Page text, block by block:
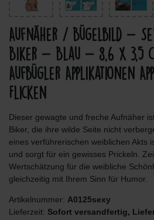
Aufnäher / Bügelbild -
Biker - Blau - 8,6 x 3,5
Aufbügler Applikationen
Flicken
Dieser gewagte und freche Aufnäher
Biker, die ihre wilde Seite nicht
eines verführerischen weiblichen Akts
und sorgt für ein gewisses Prickeln.
Wertschätzung für die weibliche
gleichzeitig mit Ihrem Sinn für Humor.
Artikelnummer: A0125sexy
Lieferzeit: Sofort versandfertig,